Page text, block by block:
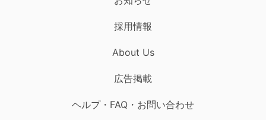
採用情報
About Us
広告掲載
ヘルプ・FAQ・お問い合わせ